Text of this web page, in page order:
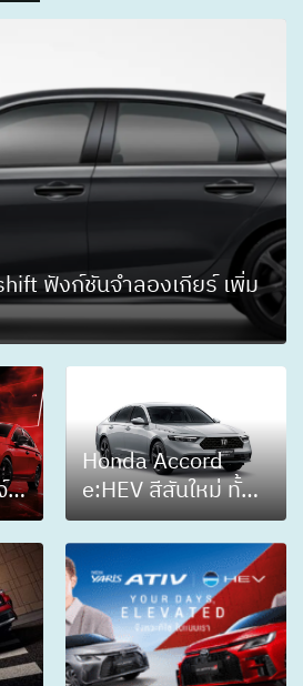
ฟังก์ชันจำลองเกียร์ เพิ่ม
Honda Accord
e:HEV สีสันใหม่ ทั้ง
ภายนอก และภายใน
ราคา 1,479,000-
1,764,000 บาท